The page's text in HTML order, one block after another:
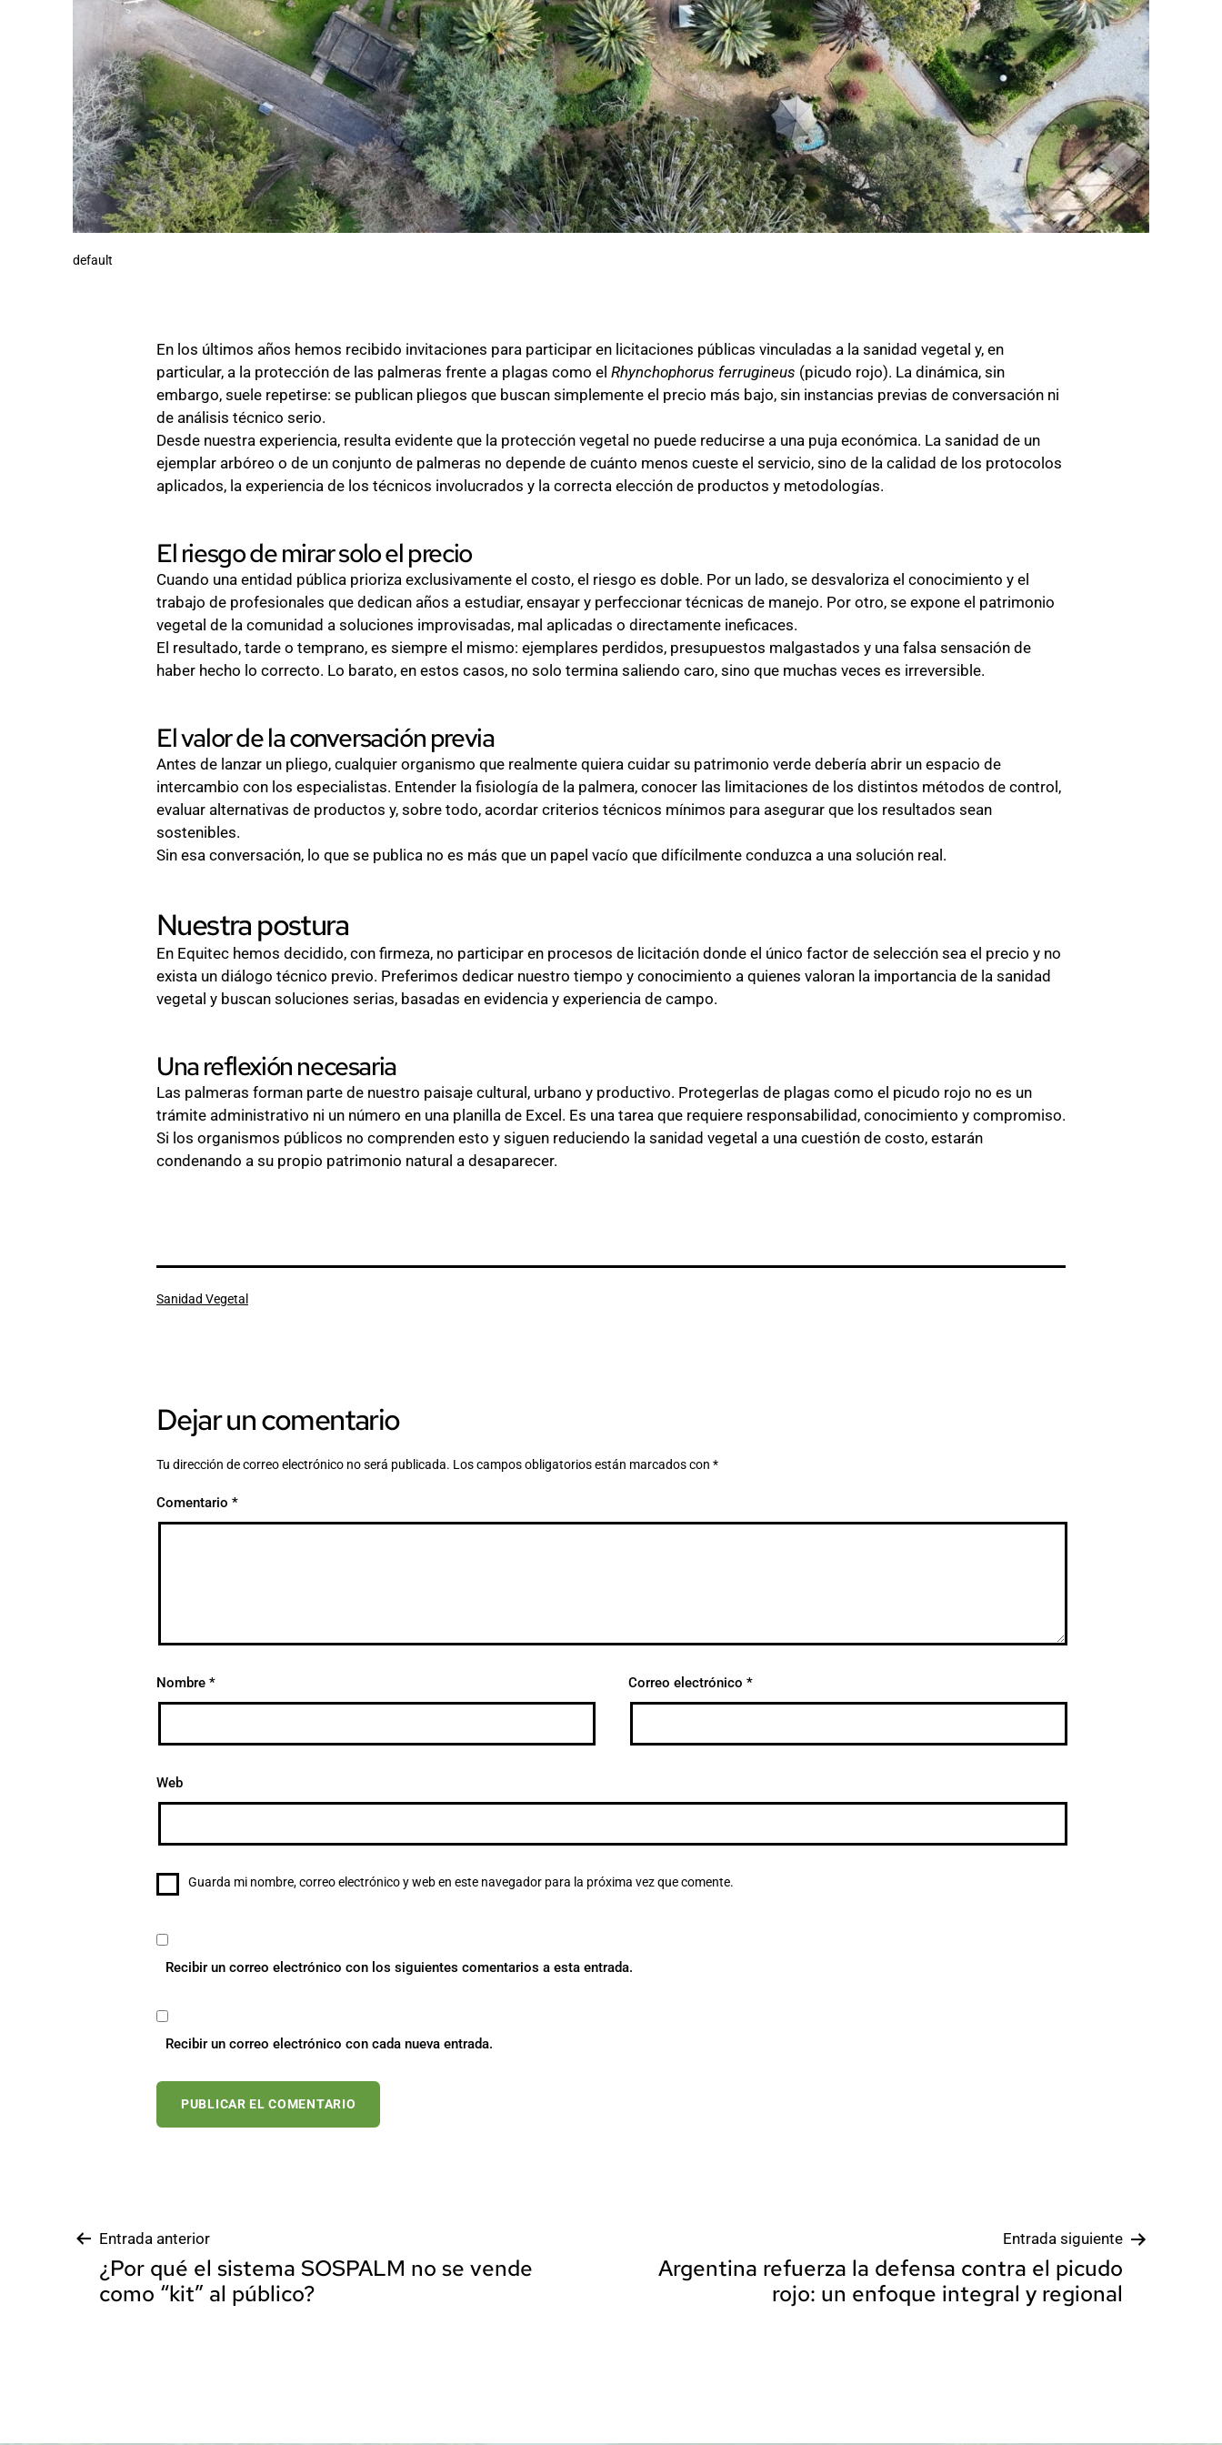
default
En los últimos años hemos recibido invitaciones para participar en licitaciones públicas vinculadas a la sanidad vegetal y, en
particular, a la protección de las palmeras frente a plagas como el Rhynchophorus ferrugineus (picudo rojo). La dinámica, sin
embargo, suele repetirse: se publican pliegos que buscan simplemente el precio más bajo, sin instancias previas de conversación ni
de análisis técnico serio.
Desde nuestra experiencia, resulta evidente que la protección vegetal no puede reducirse a una puja económica. La sanidad de un
ejemplar arbóreo o de un conjunto de palmeras no depende de cuánto menos cueste el servicio, sino de la calidad de los protocolos
aplicados, la experiencia de los técnicos involucrados y la correcta elección de productos y metodologías.
El riesgo de mirar solo el precio
Cuando una entidad pública prioriza exclusivamente el costo, el riesgo es doble. Por un lado, se desvaloriza el conocimiento y el
trabajo de profesionales que dedican años a estudiar, ensayar y perfeccionar técnicas de manejo. Por otro, se expone el patrimonio
vegetal de la comunidad a soluciones improvisadas, mal aplicadas o directamente ineficaces.
El resultado, tarde o temprano, es siempre el mismo: ejemplares perdidos, presupuestos malgastados y una falsa sensación de
haber hecho lo correcto. Lo barato, en estos casos, no solo termina saliendo caro, sino que muchas veces es irreversible.
El valor de la conversación previa
Antes de lanzar un pliego, cualquier organismo que realmente quiera cuidar su patrimonio verde debería abrir un espacio de
intercambio con los especialistas. Entender la fisiología de la palmera, conocer las limitaciones de los distintos métodos de control,
evaluar alternativas de productos y, sobre todo, acordar criterios técnicos mínimos para asegurar que los resultados sean
sostenibles.
Sin esa conversación, lo que se publica no es más que un papel vacío que difícilmente conduzca a una solución real.
Nuestra postura
En Equitec hemos decidido, con firmeza, no participar en procesos de licitación donde el único factor de selección sea el precio y no
exista un diálogo técnico previo. Preferimos dedicar nuestro tiempo y conocimiento a quienes valoran la importancia de la sanidad
vegetal y buscan soluciones serias, basadas en evidencia y experiencia de campo.
Una reflexión necesaria
Las palmeras forman parte de nuestro paisaje cultural, urbano y productivo. Protegerlas de plagas como el picudo rojo no es un
trámite administrativo ni un número en una planilla de Excel. Es una tarea que requiere responsabilidad, conocimiento y compromiso.
Si los organismos públicos no comprenden esto y siguen reduciendo la sanidad vegetal a una cuestión de costo, estarán
condenando a su propio patrimonio natural a desaparecer.
Categorizado
Sanidad Vegetal
Dejar un comentario
Tu dirección de correo electrónico no será publicada. Los campos obligatorios están marcados con *
Comentario *
Nombre * Correo electrónico *
Web
Guarda mi nombre, correo electrónico y web en este navegador para la próxima vez que comente.
Recibir un correo electrónico con los siguientes comentarios a esta entrada.
Recibir un correo electrónico con cada nueva entrada.
Navegación
de
entradas
Entrada anterior
¿Por qué el sistema SOSPALM no se vende
como “kit” al público?
Entrada siguiente
Argentina refuerza la defensa contra el picudo
rojo: un enfoque integral y regional